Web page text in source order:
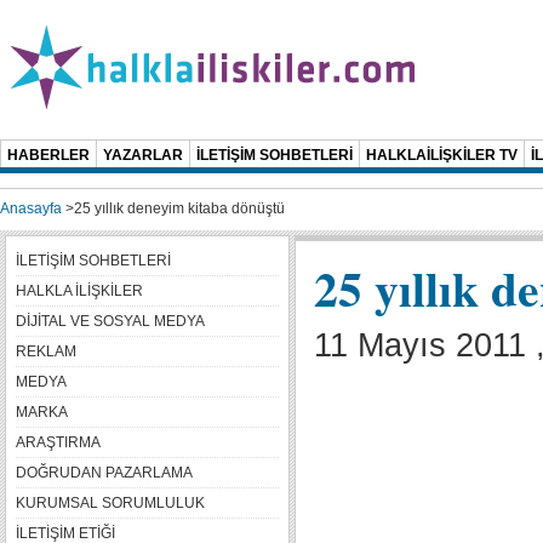
HABERLER YAZARLAR İLETİŞİM SOHBETLERİ HALKLAİLİŞKİLER TV
Anasayfa >25 yıllık deneyim kitaba dönüştü
25 yıllık
11 Mayıs
İLETİŞİM SOHBETLERİ
HALKLA İLİŞKİLER
DİJİTAL VE SOSYAL MEDYA
REKLAM
MEDYA
MARKA
ARAŞTIRMA
DOĞRUDAN PAZARLAMA
KURUMSAL SORUMLULUK
İLETİŞİM ETİĞİ